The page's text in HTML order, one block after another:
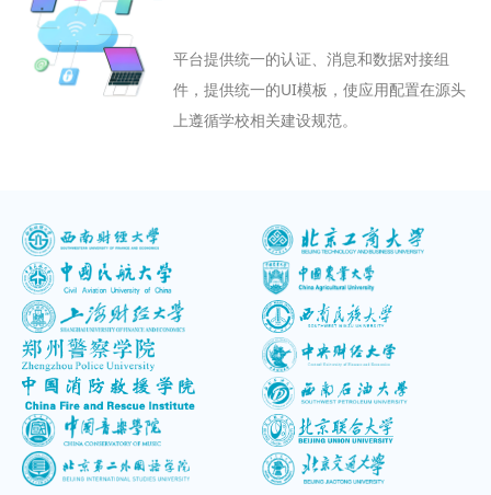
平台提供统一的认证、消息和数据对接组
件，提供统一的UI模板，使应用配置在源头
上遵循学校相关建设规范。